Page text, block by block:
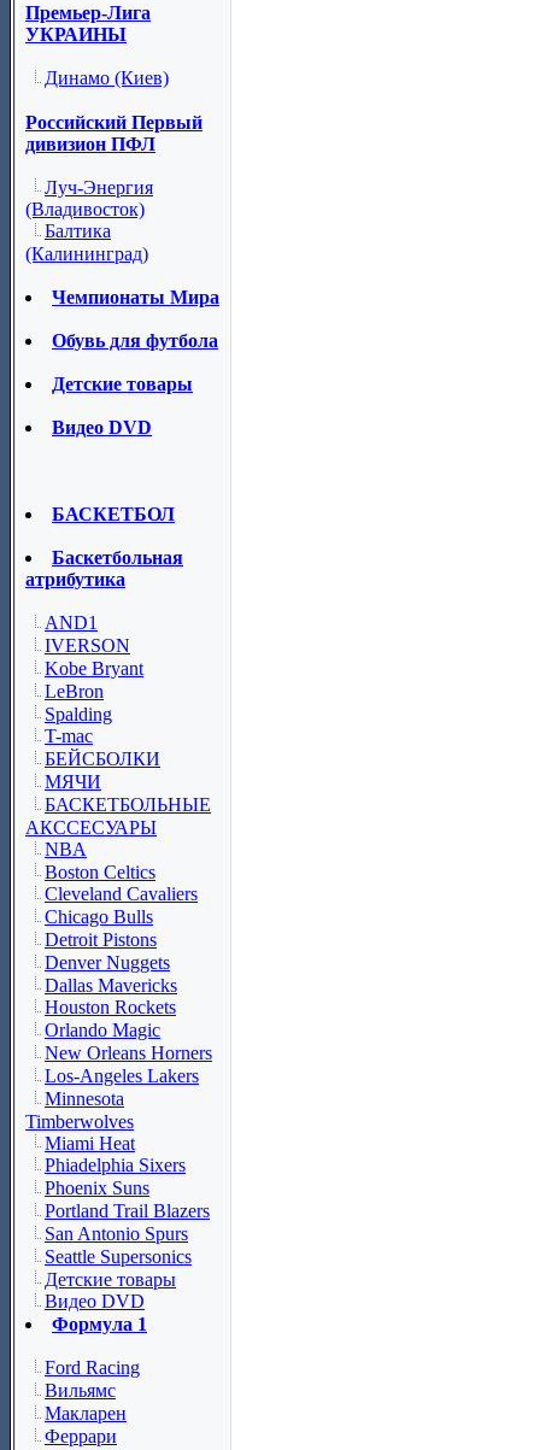
Премьер-Лига
УКРАИНЫ
Динамо (Киев)
Российский Первый
дивизион ПФЛ
Луч-Энергия
(Владивосток)
Балтика
(Калининград)
Чемпионаты Мира
Обувь для футбола
Детские товары
Видео DVD
БАСКЕТБОЛ
Баскетбольная
атрибутика
AND1
IVERSON
Kobe Bryant
LeBron
Spalding
T-mac
БЕЙСБОЛКИ
МЯЧИ
БАСКЕТБОЛЬНЫЕ
АКССЕСУАРЫ
NBA
Boston Celtics
Cleveland Cavaliers
Chicago Bulls
Detroit Pistons
Denver Nuggets
Dallas Mavericks
Houston Rockets
Orlando Magic
New Orleans Horners
Los-Angeles Lakers
Minnesota
Timberwolves
Miami Heat
Phiadelphia Sixers
Phoenix Suns
Portland Trail Blazers
San Antonio Spurs
Seattle Supersonics
Детские товары
Видео DVD
Формула 1
Ford Racing
Вильямс
Макларен
Феррари